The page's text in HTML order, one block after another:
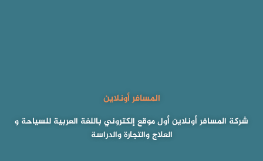
المسافر أونلاين
شركة المسافر أونلاين أول موقع إلكتروني باللغة العربية للسياحة و
العلاج والتجارة والدراسة